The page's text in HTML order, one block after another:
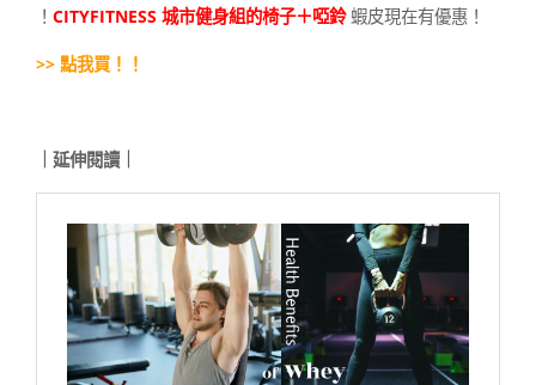
！ CITYFITNESS 城市健身組的椅子＋啞鈴蝦皮現在有優惠！
>> 點我買！！
｜延伸閱讀｜